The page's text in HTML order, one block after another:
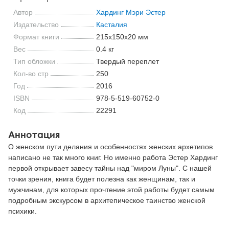
Автор
Хардинг Мэри Эстер
Издательство
Касталия
Формат книги
215x150x20 мм
Вес
0.4 кг
Тип обложки
Твердый переплет
Кол-во стр
250
Год
2016
ISBN
978-5-519-60752-0
Код
22291
Аннотация
О женском пути делания и особенностях женских архетипов
написано не так много книг. Но именно работа Эстер Хардинг
первой открывает завесу тайны над "миром Луны". С нашей
точки зрения, книга будет полезна как женщинам, так и
мужчинам, для которых прочтение этой работы будет самым
подробным экскурсом в архитепическое таинство женской
психики.